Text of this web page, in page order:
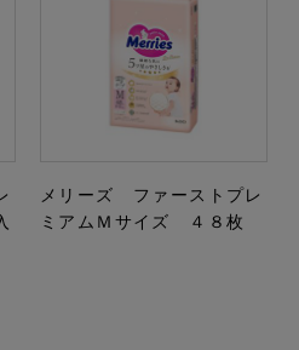
メリーズ ファーストプレ
ミアムＭサイズ ４８枚